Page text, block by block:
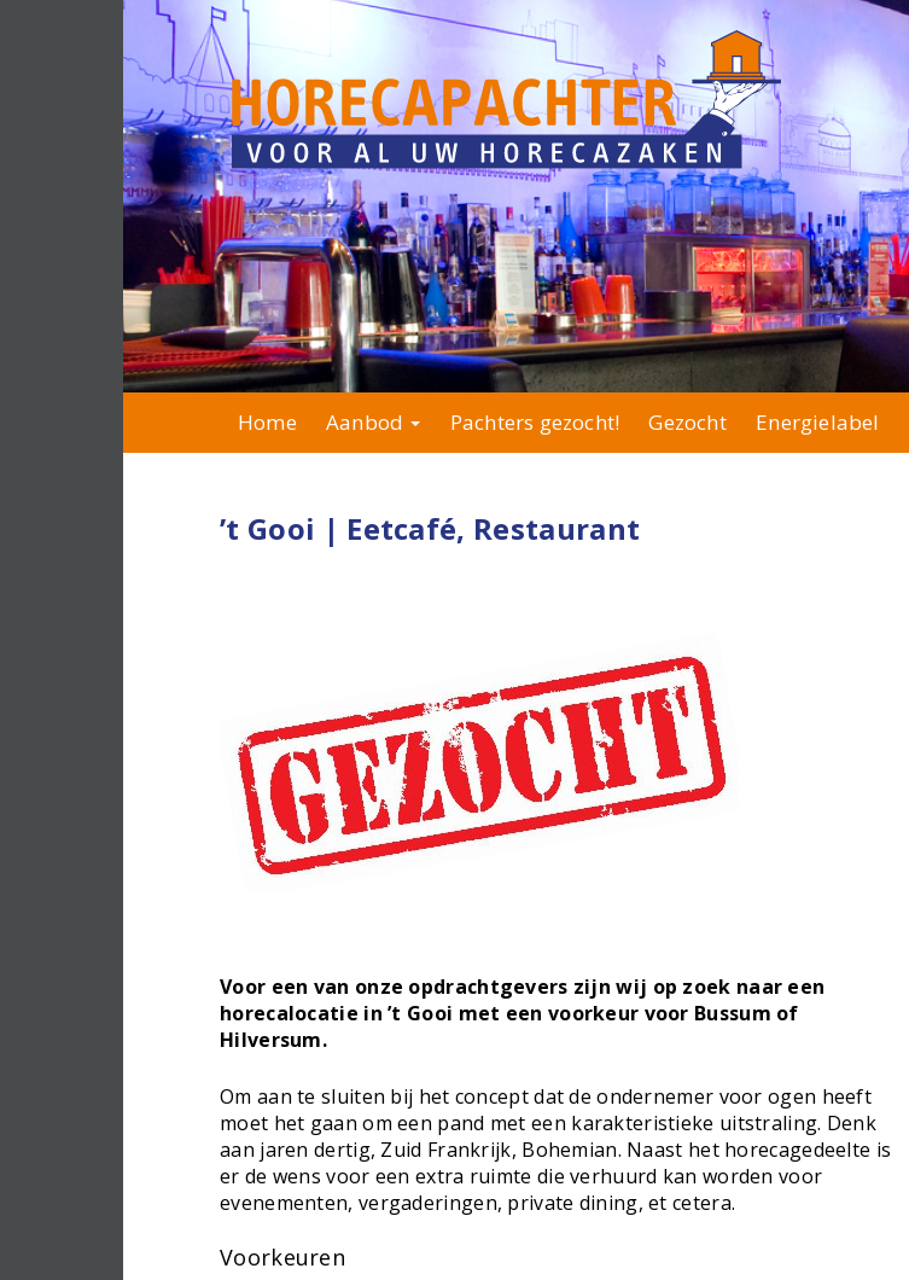
Home Aanbod Pachters gezocht! Gezocht Energielabel
’t Gooi | Eetcafé, Restaurant
Voor een van onze opdrachtgevers zijn wij op zoek naar een
horecalocatie in ’t Gooi met een voorkeur voor Bussum of
Hilversum.
Om aan te sluiten bij het concept dat de ondernemer voor ogen heeft
moet het gaan om een pand met een karakteristieke uitstraling. Denk
aan jaren dertig, Zuid Frankrijk, Bohemian. Naast het horecagedeelte is
er de wens voor een extra ruimte die verhuurd kan worden voor
evenementen, vergaderingen, private dining, et cetera.
Voorkeuren